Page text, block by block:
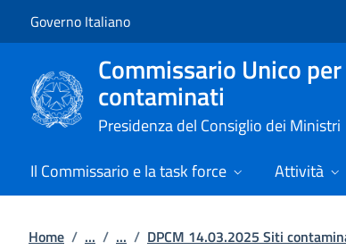
Governo Italiano
Commissario Unico
contaminati
Presidenza del Consiglio dei Ministri
Il Commissario e la task force Attività
Home / ... / ... / DPCM 14.03.2025 Siti